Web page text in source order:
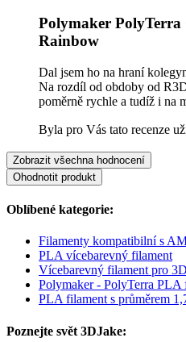
Polymaker
Rainbow
Dal jsem ho na hraní
Na rozdíl od obdoby od
poměrně rychle a tudíž i na
Byla pro Vás tato recenze
Zobrazit všechna hodnocení
Ohodnotit produkt
Oblíbené kategorie:
Filamenty kompatibilní s
PLA vícebarevný filament
Vícebarevný filament pro
Polymaker - PolyTerra PLA
PLA filament s průměrem
Poznejte svět 3DJake: